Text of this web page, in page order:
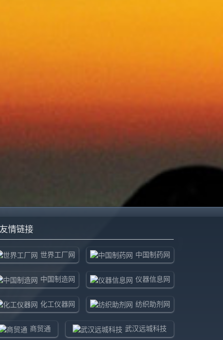
情链接
世界工厂网 中国制药网
中国制造网 仪器信息网
化工仪器网 纺织助剂网
商贸通 武汉远城科技